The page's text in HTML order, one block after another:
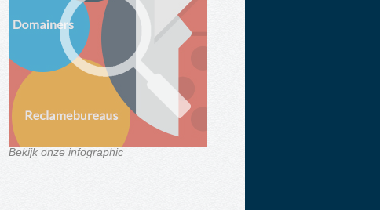
Bekijk onze infographic